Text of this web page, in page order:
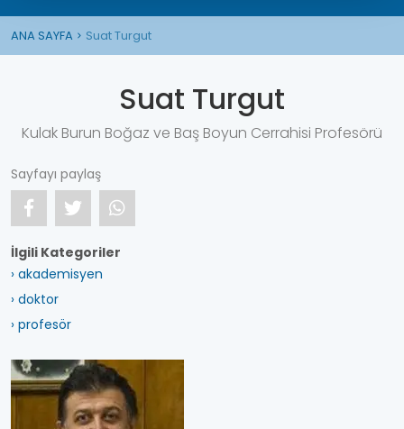
ANA SAYFA Suat Turgut
Suat Turgut
Kulak Burun Boğaz ve Baş Boyun Cerrahisi Profesörü
Sayfayı paylaş
İlgili Kategoriler
› akademisyen
› doktor
› profesör